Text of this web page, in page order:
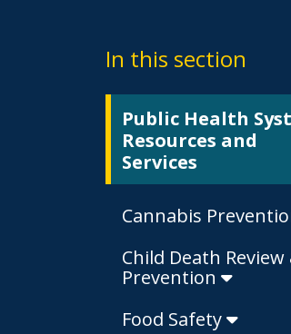
In this section
Public Health
Resources and
Services
Cannabis
Child Death Review
Prevention
Food Safety